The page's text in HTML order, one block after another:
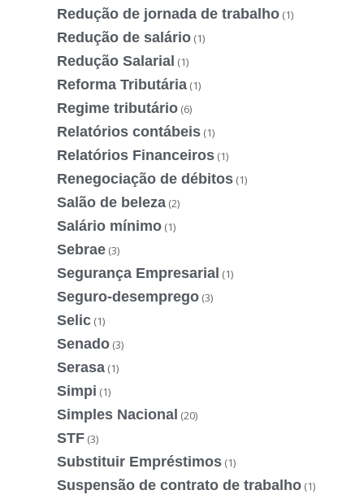
Redução de jornada de trabalho (1)
Redução de salário (1)
Redução Salarial (1)
Reforma Tributária (1)
Regime tributário (6)
Relatórios contábeis (1)
Relatórios Financeiros (1)
Renegociação de débitos (1)
Salão de beleza (2)
Salário mínimo (1)
Sebrae (3)
Segurança Empresarial (1)
Seguro-desemprego (3)
Selic (1)
Senado (3)
Serasa (1)
Simpi (1)
Simples Nacional (20)
STF (3)
Substituir Empréstimos (1)
Suspensão de contrato de trabalho (1)